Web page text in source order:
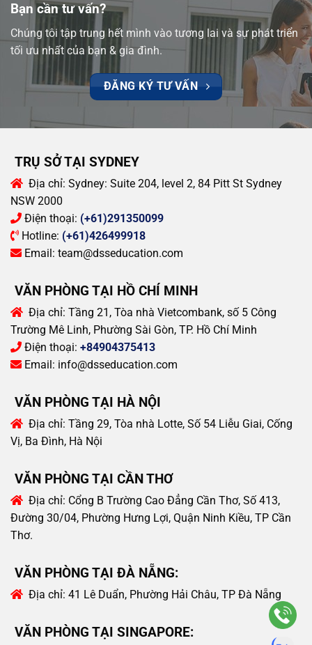
Bạn cần tư vấn?
Chúng tôi tập trung hết mình vào tương lai và sự phát triển
tối ưu nhất của bạn & gia đình.
ĐĂNG KÝ TƯ VẤN
TRỤ SỞ TẠI SYDNEY
Địa chỉ: Sydney: Suite 204, level 2, 84 Pitt St Sydney
NSW 2000
Điện thoại: (+61)291350099
Hotline: (+61)426499918
Email: team@dsseducation.com
VĂN PHÒNG TẠI HỒ CHÍ MINH
Địa chỉ: Tầng 21, Tòa nhà Vietcombank, số 5 Công
Trường Mê Linh, Phường Sài Gòn, TP. Hồ Chí Minh
Điện thoại: +84904375413
Email: info@dsseducation.com
VĂN PHÒNG TẠI HÀ NỘI
Địa chỉ: Tầng 29, Tòa nhà Lotte, Số 54 Liễu Giai, Cống
Vị, Ba Đình, Hà Nội
VĂN PHÒNG TẠI CẦN THƠ
Địa chỉ: Cổng B Trường Cao Đẳng Cần Thơ, Số 413,
Đường 30/04, Phường Hưng Lợi, Quận Ninh Kiều, TP Cần
Thơ.
VĂN PHÒNG TẠI ĐÀ NẴNG:
Địa chỉ: 41 Lê Duẩn, Phường Hải Châu, TP Đà Nẵng
VĂN PHÒNG TẠI SINGAPORE: